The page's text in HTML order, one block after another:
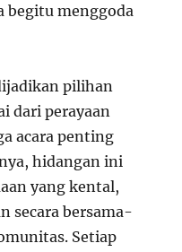
begitu menggoda
pilihan
dari perayaan
acara penting
hidangan ini
yang kental,
secara bersama-
Setiap